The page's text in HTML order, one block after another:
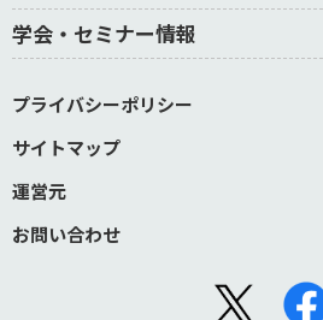
学会・セミナー情報
プライバシーポリシー
サイトマップ
運営元
お問い合わせ